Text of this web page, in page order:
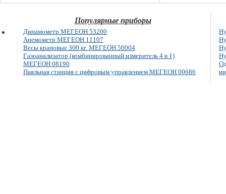
Популярные приборы
Динамометр МЕГЕОН 53200
Анемометр МЕГЕОН 11107
Весы крановые 300 кг. МЕГЕОН 50004
Газоанализатор (комбинированный измеритель 4 в 1)
МЕГЕОН 08190
Паяльная станция с цифровым управлением МЕГЕОН 00686